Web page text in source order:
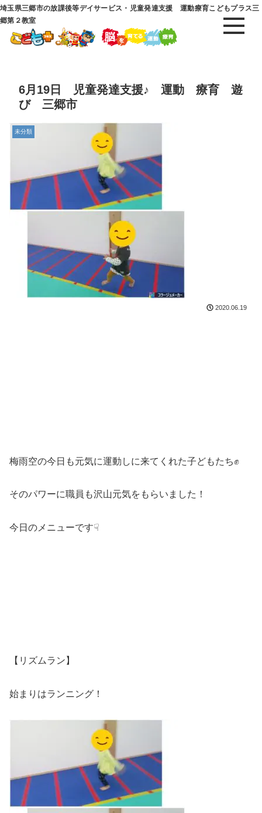
埼玉県三郷市の放課後等デイサービス・児童発達支援 運動療育こどもプラス三
郷第２教室
6月19日 児童発達支援♪ 運動 療育 遊
び 三郷市
未分類
2020.06.19
梅雨空の今日も元気に運動しに来てくれた子どもたち✊
そのパワーに職員も沢山元気をもらいました！
今日のメニューです☟
【リズムラン】
始まりはランニング！